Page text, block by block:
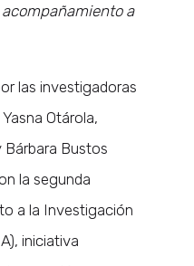
a
las investigadoras
Otárola,
Bustos
la segunda
a la Investigación
iniciativa